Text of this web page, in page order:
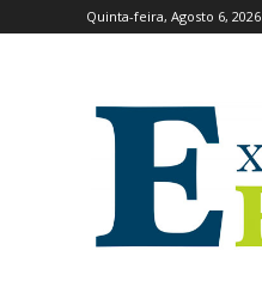
Quinta-feira, Agosto 6, 2026